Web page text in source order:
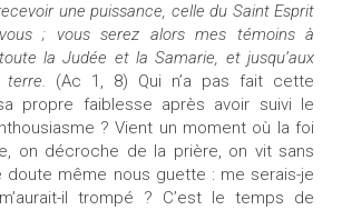
une puissance, celle du Saint Esprit
; vous serez alors mes témoins à
la Judée et la Samarie, et jusqu’aux
(Ac 1, 8) Qui n’a pas fait cette
propre faiblesse après avoir suivi le
? Vient un moment où la foi
on décroche de la prière, on vit sans
doute même nous guette : me serais-je
il trompé ? C’est le temps de